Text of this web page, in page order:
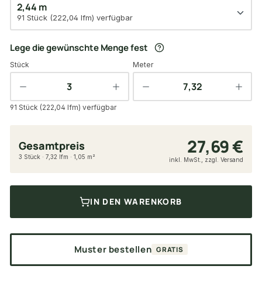
2,44 m
91 Stück (222,04 lfm) verfügbar
Lege die gewünschte Menge fest
Stück Meter
91 Stück (222,04 lfm) verfügbar
Gesamtpreis 27,69 €
3 Stück · 7,32 lfm · 1,05 m² inkl. MwSt., zzgl. Versand
IN DEN WARENKORB
Muster bestellen GRATIS